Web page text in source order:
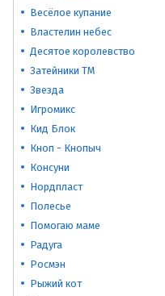
Весёлое купание
Властелин небес
Десятое королевство
Затейники ТМ
Звезда
Игромикс
Кид Блок
Кноп - Кнопыч
Консуни
Нордпласт
Полесье
Помогаю маме
Радуга
Росмэн
Рыжий кот